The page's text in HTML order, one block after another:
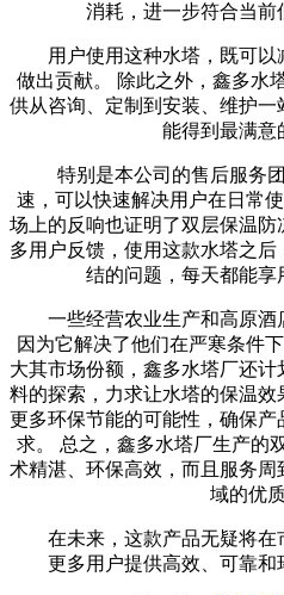
消耗，进一步符合当前
用户使用这种水塔，既可
做出贡献。 除此之外，鑫多水
供从咨询、定制到安装、维护
能得到最满意
特别是本公司的售后服务
速，可以快速解决用户在日常
场上的反响也证明了双层保温
多用户反馈，使用这款水塔之
结的问题，每天都能享
一些经营农业生产和高原酒
因为它解决了他们在严寒条件
大其市场份额，鑫多水塔厂还
料的探索，力求让水塔的保温
更多环保节能的可能性，确保
求。 总之，鑫多水塔厂生产的
术精湛、环保高效，而且服务
域的优
在未来，这款产品无疑将
更多用户提供高效、可靠和